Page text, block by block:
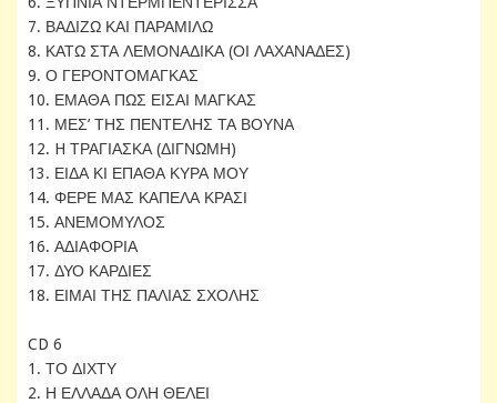
7. ΒΑΔΙΖΩ ΚΑΙ ΠΑΡΑΜΙΛΩ
8. ΚΑΤΩ ΣΤΑ ΛΕΜΟΝΑΔΙΚΑ (ΟΙ ΛΑΧΑΝΑΔΕΣ)
9. Ο ΓΕΡΟΝΤΟΜΑΓΚΑΣ
10. ΕΜΑΘΑ ΠΩΣ ΕΙΣΑΙ ΜΑΓΚΑΣ
11. ΜΕΣ’ ΤΗΣ ΠΕΝΤΕΛΗΣ ΤΑ ΒΟΥΝΑ
12. H ΤΡΑΓΙΑΣΚΑ (ΔΙΓΝΩΜΗ)
13. ΕΙΔΑ ΚΙ ΕΠΑΘΑ ΚΥΡΑ ΜΟΥ
14. ΦΕΡΕ ΜΑΣ ΚΑΠΕΛΑ ΚΡΑΣΙ
15. ΑΝΕΜΟΜΥΛΟΣ
16. ΑΔΙΑΦΟΡΙΑ
17. ΔΥΟ ΚΑΡΔΙΕΣ
18. ΕΙΜΑΙ ΤΗΣ ΠΑΛΙΑΣ ΣΧΟΛΗΣ
CD 6
1. ΤΟ ΔΙΧΤΥ
2. Η ΕΛΛΑΔΑ ΟΛΗ ΘΕΛΕΙ